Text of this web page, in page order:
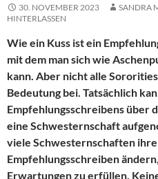
30. NOVEMBER 2023 SANDRA
HINTERLASSEN
Wie ein Kuss ist ein
mit dem man sich wie
kann. Aber nicht alle
Bedeutung bei. Tatsächlich
Empfehlungsschreibens über
eine Schwesternschaft
viele Schwesternschaften
Empfehlungsschreiben
Erwartungen zu erfüllen.